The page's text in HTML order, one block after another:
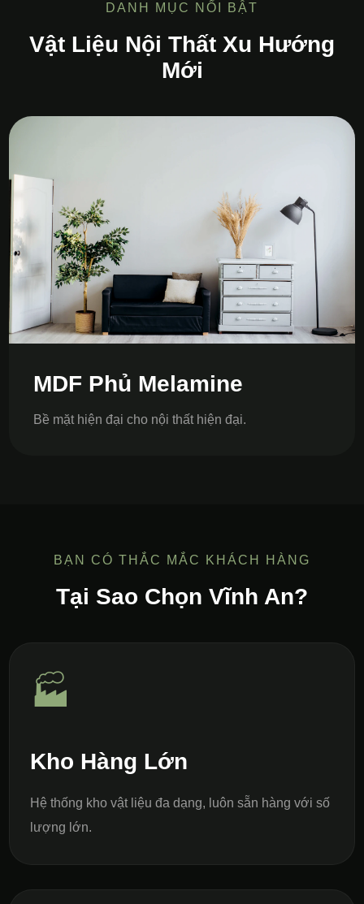
DANH MỤC NỔI BẬT
Vật Liệu Nội Thất Xu Hướng
Mới
MDF Phủ Melamine
Bề mặt hiện đại cho nội thất hiện đại.
BẠN CÓ THẮC MẮC KHÁCH HÀNG
Tại Sao Chọn Vĩnh An?
🏭
Kho Hàng Lớn
Hệ thống kho vật liệu đa dạng, luôn sẵn hàng với số
lượng lớn.